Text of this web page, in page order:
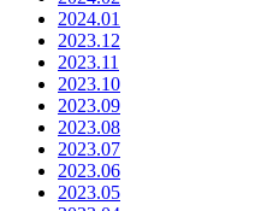
2024.01
2023.12
2023.11
2023.10
2023.09
2023.08
2023.07
2023.06
2023.05